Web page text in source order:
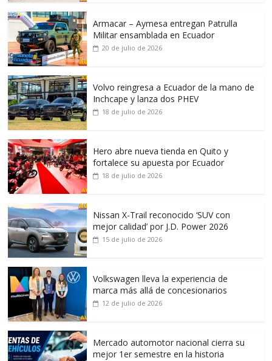
Armacar – Aymesa entregan Patrulla
Militar ensamblada en Ecuador
20 de julio de 2026
Volvo reingresa a Ecuador de la mano de
Inchcape y lanza dos PHEV
18 de julio de 2026
Hero abre nueva tienda en Quito y
fortalece su apuesta por Ecuador
18 de julio de 2026
Nissan X-Trail reconocido ‘SUV con
mejor calidad’ por J.D. Power 2026
15 de julio de 2026
Volkswagen lleva la experiencia de
marca más allá de concesionarios
12 de julio de 2026
Mercado automotor nacional cierra su
mejor 1er semestre en la historia